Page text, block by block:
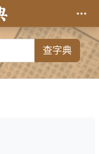
查字典